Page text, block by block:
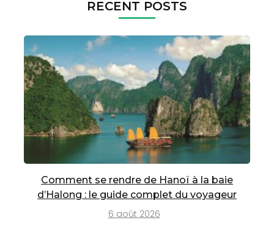
RECENT POSTS
Comment se rendre de Hanoï à la baie
d’Halong : le guide complet du voyageur
6 août 2026